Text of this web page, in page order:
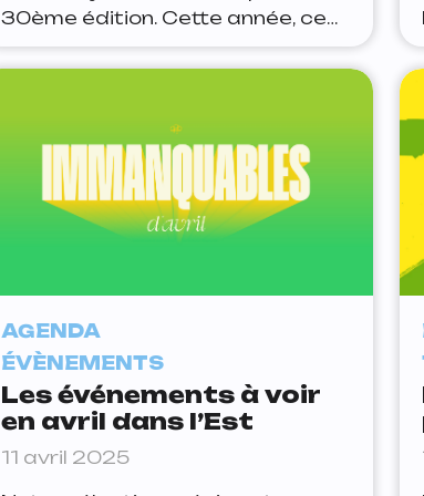
30ème édition. Cette année, ce
sont les productions belges qui
seront mises à l’honneur. Pendant
nombreuses projections vous
sont proposées et il est presque
impossible de vous rendre à
chacune d’entre elle, donc j’ai
sélectionné pour vous une
AGENDA
ÉVÈNEMENTS
Les événements à voir
en avril dans l’Est
11 avril 2025